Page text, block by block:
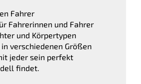
Fahrer
Fahrerinnen und Fahrer
und Körpertypen
verschiedenen Größen
jeder sein perfekt
findet.